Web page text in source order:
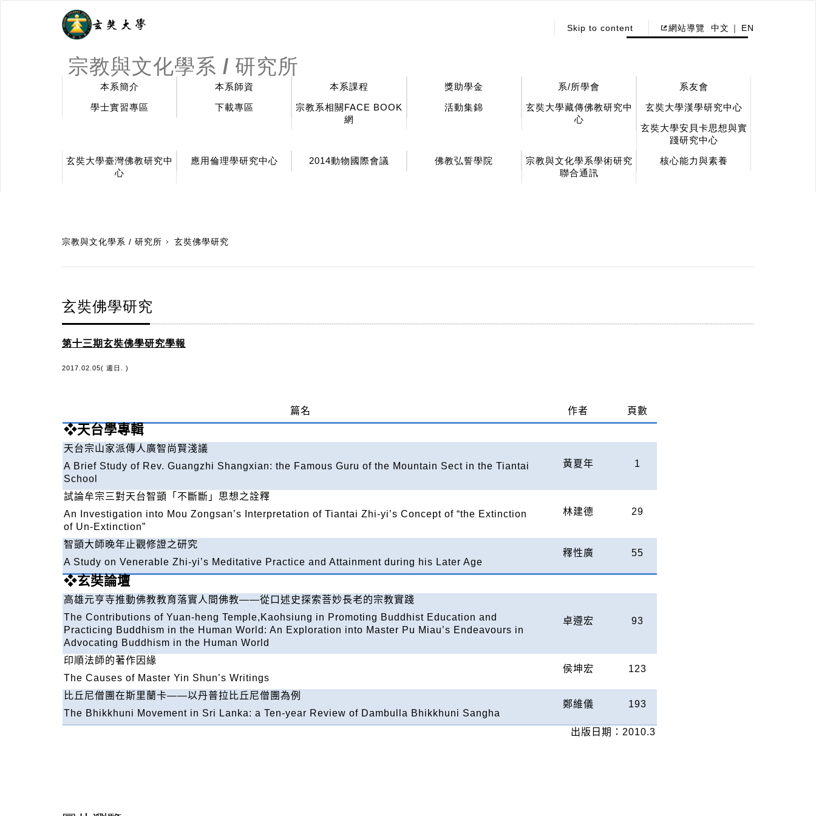
宗教與文化學系 / 研究所
Skip to content 網站導覽 中文 EN
本系簡介 本系師資 本系課程 獎助學金 系/所學會
系友會
學士實習專區
下載專區
宗教系相關FACE BOOK
網
活動集錦
玄奘大學藏傳佛教研究中
心
玄奘大學漢學研究中心
玄奘大學安貝卡思想與實
踐研究中心
玄奘大學臺灣佛教研究中
心
應用倫理學研究中心 2014動物國際會議 佛教弘誓學院
宗教與文化學系學術研究
聯合通訊
核心能力與素養
宗教與文化學系 / 研究所 玄奘佛學研究
玄奘佛學研究
第十三期玄奘佛學研究學報
2017.02.05( 週日. )
篇名 作者 頁數
❖天台學專輯
天台宗山家派傳人廣智尚賢淺議
A Brief Study of Rev. Guangzhi Shangxian: the Famous Guru of the Mountain Sect in the Tiantai
School
黃夏年 1
試論牟宗三對天台智顗「不斷斷」思想之詮釋
An Investigation into Mou Zongsan’s Interpretation of Tiantai Zhi-yi’s Concept of “the Extinction
of Un-Extinction”
林建德 29
智顗大師晚年止觀修證之研究
A Study on Venerable Zhi-yi’s Meditative Practice and Attainment during his Later Age
釋性廣 55
❖玄奘論壇
高雄元亨寺推動佛教教育落實人間佛教——從口述史探索菩妙長老的宗教實踐
The Contributions of Yuan-heng Temple,Kaohsiung in Promoting Buddhist Education and
Practicing Buddhism in the Human World: An Exploration into Master Pu Miau’s Endeavours in
Advocating Buddhism in the Human World
卓遵宏 93
印順法師的著作因緣
The Causes of Master Yin Shun’s Writings
侯坤宏 123
比丘尼僧團在斯里蘭卡——以丹普拉比丘尼僧團為例
The Bhikkhuni Movement in Sri Lanka: a Ten-year Review of Dambulla Bhikkhuni Sangha
鄭維儀 193
出版日期： 2010.3